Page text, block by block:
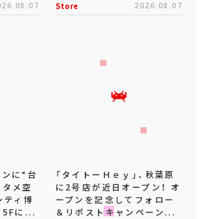
Store 2026.08.07
に“台
メ空
ティ博
5Fに...
「タイトーＨｅｙ」、秋葉原
に2号店が近日オープン！ オ
ープンを記念してフォロー
＆リポストキャンペーン...